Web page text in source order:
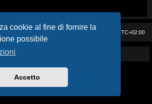
cookie al fine di fornire la
possibile
Accetto
UTC+02:00
Powered by GIGI D'AGOSTINO